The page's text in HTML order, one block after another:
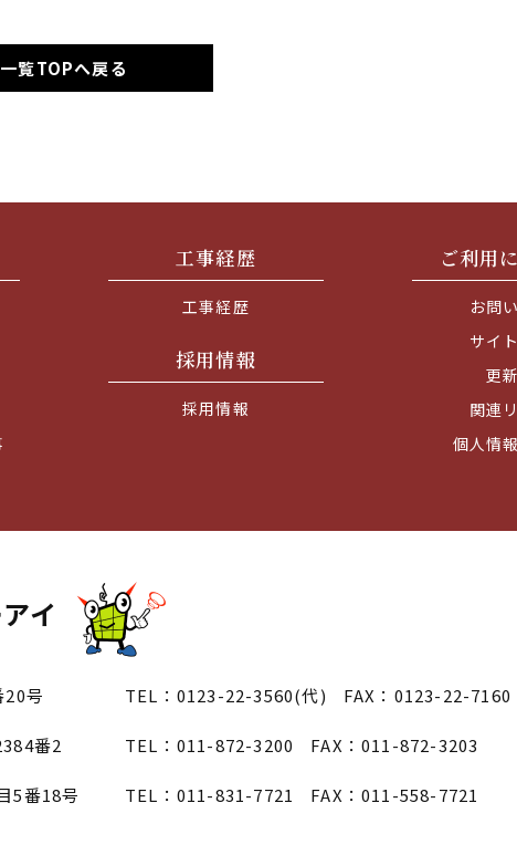
一覧TOPへ戻る
工事経歴
工事経歴
採用情報
採用情報
ご利用
お問
サイ
更
関連
個人情
イ
号 TEL：0123-22-3560(代) FAX：0123-22-7160
番2 TEL：011-872-3200 FAX：011-872-3203
5番18号 TEL：011-831-7721 FAX：011-558-7721